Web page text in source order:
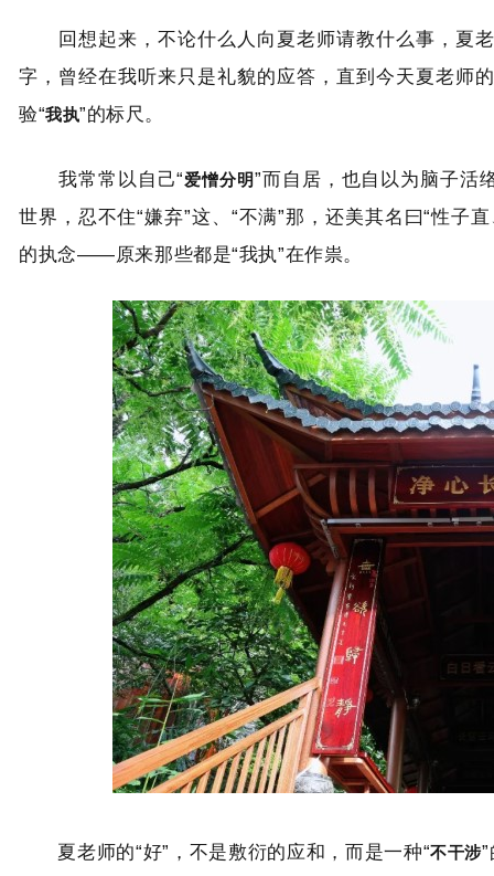
回想起来，不论什么人向夏老师请教什么事，夏老
字，曾经在我听来只是礼貌的应答，直到今天夏老师
验“我执”的标尺。
我常常以自己“爱憎分明”而自居，也自以为脑子活
世界，忍不住“嫌弃”这、“不满”那，还美其名曰“性子
的执念——原来那些都是“我执”在作祟。
夏老师的“好”，不是敷衍的应和，而是一种“不干涉